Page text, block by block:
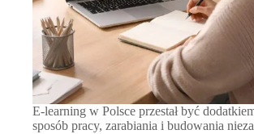
E-learning w Polsce przestał być
sposób pracy, zarabiania i budowania